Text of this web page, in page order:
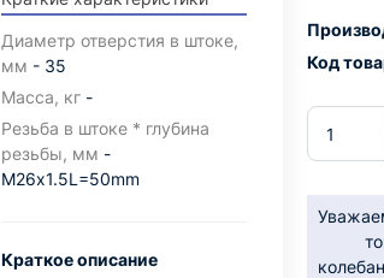
Диаметр отверстия в штоке,
мм - 35
Масса, кг-
Резьба в штоке * глубина
резьбы, мм -
М26х1.5L=50mm
Краткое описание
Код